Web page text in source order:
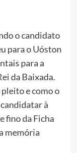
o candidato
para o Uóston
para a
da Baixada.
e como o
à
fino da Ficha
memória